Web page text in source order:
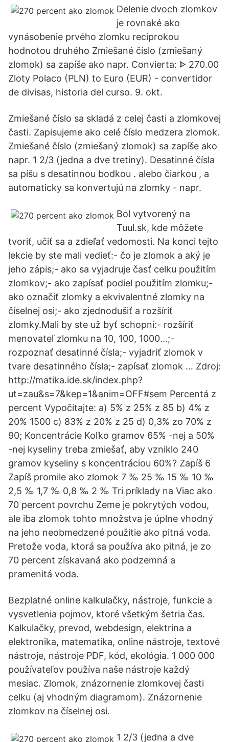
Delenie dvoch zlomkov
je rovnaké ako
vynásobenie prvého zlomku reciprokou
hodnotou druhého Zmiešané číslo (zmiešaný
zlomok) sa zapíše ako napr. Convierta: ᐈ 270.00
Zloty Polaco (PLN) to Euro (EUR) - convertidor
de divisas, historia del curso. 9. okt.
Zmiešané číslo sa skladá z celej časti a zlomkovej
časti. Zapisujeme ako celé číslo medzera zlomok.
Zmiešané číslo (zmiešaný zlomok) sa zapíše ako
napr. 1 2/3 (jedna a dve tretiny). Desatinné čísla
sa píšu s desatinnou bodkou . alebo čiarkou , a
automaticky sa konvertujú na zlomky - napr.
Bol vytvorený na
Tuul.sk, kde môžete
tvoriť, učiť sa a zdieľať vedomosti. Na konci tejto
lekcie by ste mali vedieť:- čo je zlomok a aký je
jeho zápis;- ako sa vyjadruje časť celku použitím
zlomkov;- ako zapísať podiel použitím zlomku;-
ako označiť zlomky a ekvivalentné zlomky na
číselnej osi;- ako zjednodušiť a rozšíriť
zlomky.Mali by ste už byť schopní:- rozšíriť
menovateľ zlomku na 10, 100, 1000…;-
rozpoznať desatinné čísla;- vyjadriť zlomok v
tvare desatinného čísla;- zapísať zlomok … Zdroj:
http://matika.ide.sk/index.php?
ut=zau&s=7&kep=1&anim=OFF#sem Percentá z
percent Vypočítajte: a) 5% z 25% z 85 b) 4% z
20% 1500 c) 83% z 20% z 25 d) 0,3% zo 70% z
90; Koncentrácie Koľko gramov 65% -nej a 50%
-nej kyseliny treba zmiešať, aby vzniklo 240
gramov kyseliny s koncentráciou 60%? Zapíš 6
Zapíš promile ako zlomok 7 ‰ 25 ‰ 15 ‰ 10 ‰
2,5 ‰ 1,7 ‰ 0,8 ‰ 2 ‰ Tri príklady na Viac ako
70 percent povrchu Zeme je pokrytých vodou,
ale iba zlomok tohto množstva je úplne vhodný
na jeho neobmedzené použitie ako pitná voda.
Pretože voda, ktorá sa používa ako pitná, je zo
70 percent získavaná ako podzemná a
pramenitá voda.
Bezplatné online kalkulačky, nástroje, funkcie a
vysvetlenia pojmov, ktoré všetkým šetria čas.
Kalkulačky, prevod, webdesign, elektrina a
elektronika, matematika, online nástroje, textové
nástroje, nástroje PDF, kód, ekológia. 1 000 000
používateľov používa naše nástroje každý
mesiac. Zlomok, znázornenie zlomkovej časti
celku (aj vhodným diagramom). Znázornenie
zlomkov na číselnej osi.
1 2/3 (jedna a dve